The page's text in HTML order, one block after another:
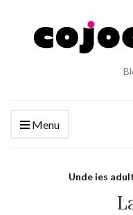
Menu
Unde ies